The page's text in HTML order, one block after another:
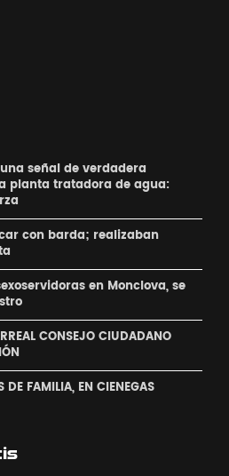
señal de verdadera
planta tratadora de agua:
con barda; realizaban
en Monclova, se
CONSEJO CIUDADANO
DE FAMILIA, EN CIENEGAS